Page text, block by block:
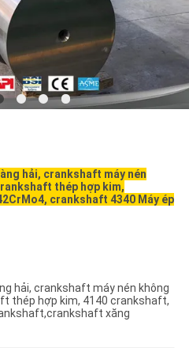
hải, crankshaft máy nén
thép hợp kim,
crankshaft 4340 Máy ép
hải, crankshaft máy nén không
thép hợp kim, 4140 crankshaft,
xăng